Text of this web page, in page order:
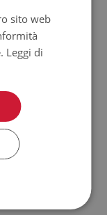
e
a reclami.
sito web
Leggi di